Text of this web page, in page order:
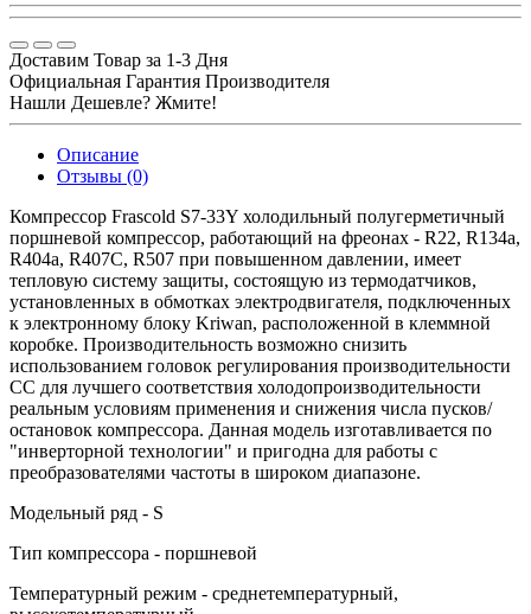
Доставим Товар за 1-3 Дня
Официальная Гарантия Производителя
Нашли Дешевле? Жмите!
Описание
Отзывы (0)
Компрессор Frascold S7-33Y холодильный полугерметичный
поршневой компрессор, работающий на фреонах - R22, R134a,
R404a, R407C, R507 при повышенном давлении, имеет
тепловую систему защиты, состоящую из термодатчиков,
установленных в обмотках электродвигателя, подключенных
к электронному блоку Kriwan, расположенной в клеммной
коробке. Производительность возможно снизить
использованием головок регулирования производительности
CC для лучшего соответствия холодопроизводительности
реальным условиям применения и снижения числа пусков/
остановок компрессора. Данная модель изготавливается по
"инверторной технологии" и пригодна для работы с
преобразователями частоты в широком диапазоне.
Модельный ряд - S
Тип компрессора - поршневой
Температурный режим - среднетемпературный,